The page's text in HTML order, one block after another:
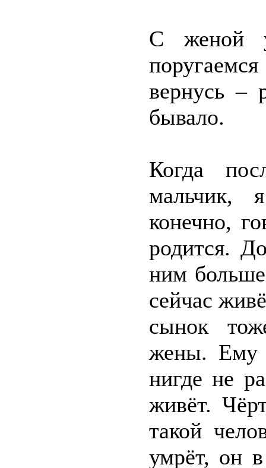
С женой
вернусь –
бывало.
Когда
мальчик,
конечно,
родится.
ним
сейчас
сынок
жены. Ему
нигде не
живёт.
такой
умрёт, он